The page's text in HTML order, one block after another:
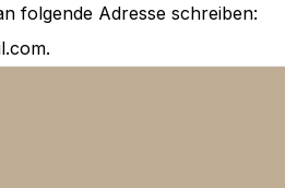
folgende Adresse schreiben: